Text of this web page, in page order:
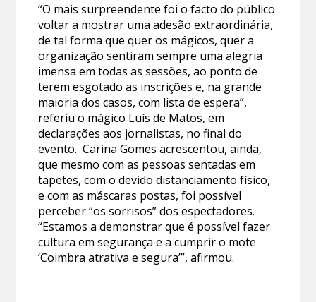
“O mais surpreendente foi o facto do público
voltar a mostrar uma adesão extraordinária,
de tal forma que quer os mágicos, quer a
organização sentiram sempre uma alegria
imensa em todas as sessões, ao ponto de
terem esgotado as inscrições e, na grande
maioria dos casos, com lista de espera”,
referiu o mágico Luís de Matos, em
declarações aos jornalistas, no final do
evento. Carina Gomes acrescentou, ainda,
que mesmo com as pessoas sentadas em
tapetes, com o devido distanciamento físico,
e com as máscaras postas, foi possível
perceber “os sorrisos” dos espectadores.
“Estamos a demonstrar que é possível fazer
cultura em segurança e a cumprir o mote
‘Coimbra atrativa e segura’”, afirmou.